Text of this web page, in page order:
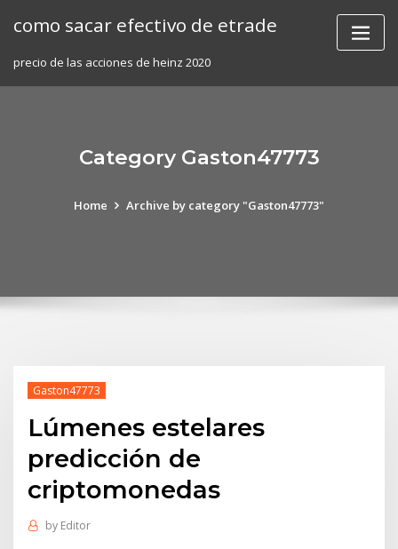
como sacar efectivo de etrade
precio de las acciones de heinz 2020
Category Gaston47773
Home Archive by category "Gaston47773"
Gaston47773
Lúmenes estelares
predicción de
criptomonedas
by Editor